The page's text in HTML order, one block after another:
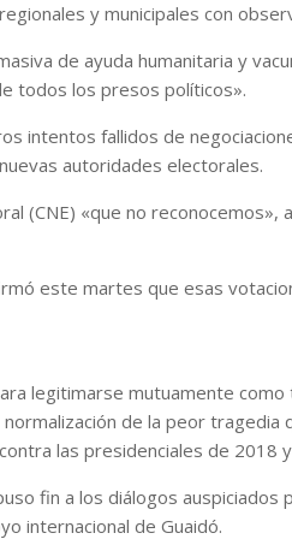
y municipales con
de ayuda humanitaria y
todos los presos políticos».
intentos fallidos de
autoridades electorales.
(CNE) «que no
este martes que esas
legitimarse mutuamente
de la peor
las presidenciales de 2018
fin a los diálogos
internacional de Guaidó.